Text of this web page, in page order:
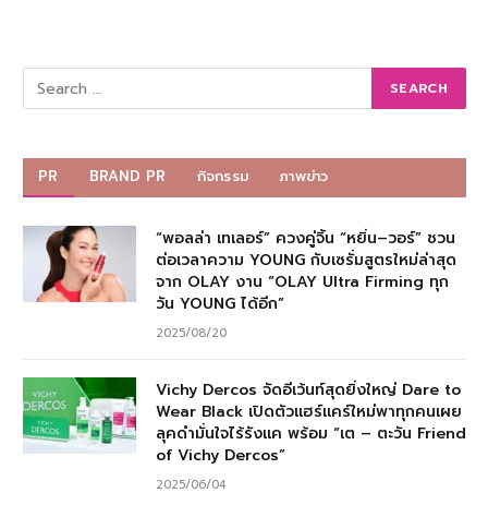
PR BRAND PR กิจกรรม ภาพข่าว
“พอลล่า เทเลอร์” ควงคู่จิ้น “หยิ่น–วอร์” ชวน
ต่อเวลาความ YOUNG กับเซรั่มสูตรใหม่ล่าสุด
จาก OLAY งาน “OLAY Ultra Firming ทุก
วัน YOUNG ได้อีก”
2025/08/20
Vichy Dercos จัดอีเว้นท์สุดยิ่งใหญ่ Dare to
Wear Black เปิดตัวแฮร์แคร์ใหม่พาทุกคนเผย
ลุคดำมั่นใจไร้รังแค พร้อม “เต – ตะวัน Friend
of Vichy Dercos”
2025/06/04